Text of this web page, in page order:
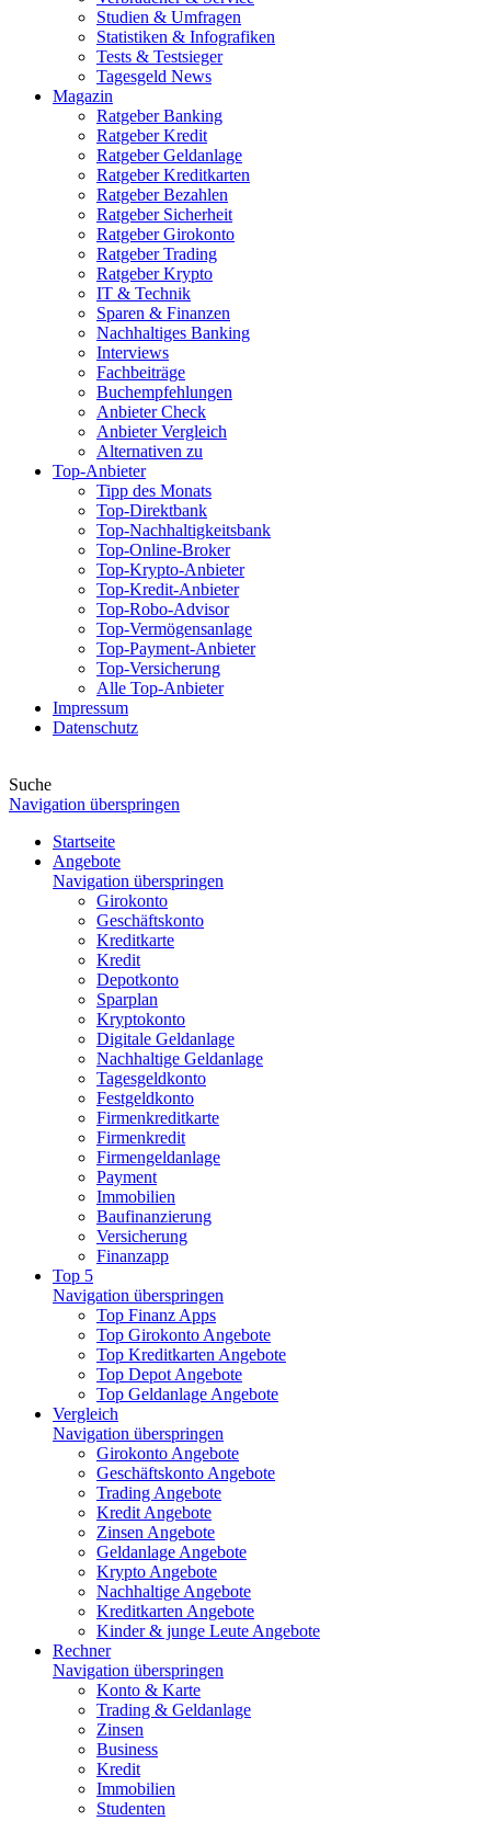
Studien & Umfragen
Statistiken & Infografiken
Tests & Testsieger
Tagesgeld News
Magazin
Ratgeber Banking
Ratgeber Kredit
Ratgeber Geldanlage
Ratgeber Kreditkarten
Ratgeber Bezahlen
Ratgeber Sicherheit
Ratgeber Girokonto
Ratgeber Trading
Ratgeber Krypto
IT & Technik
Sparen & Finanzen
Nachhaltiges Banking
Interviews
Fachbeiträge
Buchempfehlungen
Anbieter Check
Anbieter Vergleich
Alternativen zu
Top-Anbieter
Tipp des Monats
Top-Direktbank
Top-Nachhaltigkeitsbank
Top-Online-Broker
Top-Krypto-Anbieter
Top-Kredit-Anbieter
Top-Robo-Advisor
Top-Vermögensanlage
Top-Payment-Anbieter
Top-Versicherung
Alle Top-Anbieter
Impressum
Datenschutz
Suche
Navigation überspringen
Startseite
Angebote
Navigation überspringen
Girokonto
Geschäftskonto
Kreditkarte
Kredit
Depotkonto
Sparplan
Kryptokonto
Digitale Geldanlage
Nachhaltige Geldanlage
Tagesgeldkonto
Festgeldkonto
Firmenkreditkarte
Firmenkredit
Firmengeldanlage
Payment
Immobilien
Baufinanzierung
Versicherung
Finanzapp
Top 5
Navigation überspringen
Top Finanz Apps
Top Girokonto Angebote
Top Kreditkarten Angebote
Top Depot Angebote
Top Geldanlage Angebote
Vergleich
Navigation überspringen
Girokonto Angebote
Geschäftskonto Angebote
Trading Angebote
Kredit Angebote
Zinsen Angebote
Geldanlage Angebote
Krypto Angebote
Nachhaltige Angebote
Kreditkarten Angebote
Kinder & junge Leute Angebote
Rechner
Navigation überspringen
Konto & Karte
Trading & Geldanlage
Zinsen
Business
Kredit
Immobilien
Studenten